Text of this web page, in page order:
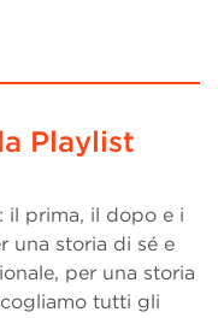
Playlist
il prima, il dopo e i
una storia di sé e
per una storia
tutti gli